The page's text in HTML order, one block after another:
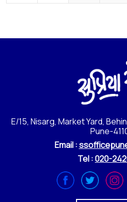
E/15, Nisarg, Market Yard,
Pune-
Email :
Tel :020-